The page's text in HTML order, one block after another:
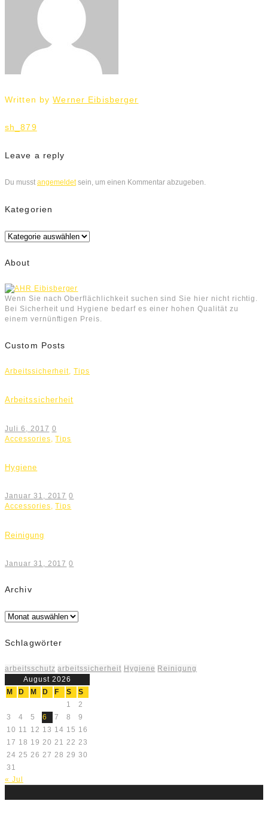
Written byWerner Eibisberger
Beitrags-
Navigation
sh_879
Leave a reply
Du musst angemeldetsein, um einen Kommentar abzugeben.
Kategorien
Kategorien
About
Wenn Sie nach Oberflächlichkeit suchen sind Sie hier nicht richtig.
Bei Sicherheit und Hygiene bedarf es einer hohen Qualität zu
einem vernünftigen Preis.
Custom Posts
Arbeitssicherheit,Tips
Arbeitssicherheit
Juli 6, 2017 0
Accessories ,Tips
Hygiene
Januar 31, 2017 0
Accessories,Tips
Reinigung
Januar 31, 2017 0
Archiv
Archiv
Schlagwörter
arbeitsschutz arbeitssicherheit Hygiene Reinigung
August 2026
M
D M D F S
S
1
2
3
4 5 6 7 8
9
10 11 12 13 14 15 16
17 18 19 20 21 22 23
24 25 26 27 28 29 30
31
« Jul